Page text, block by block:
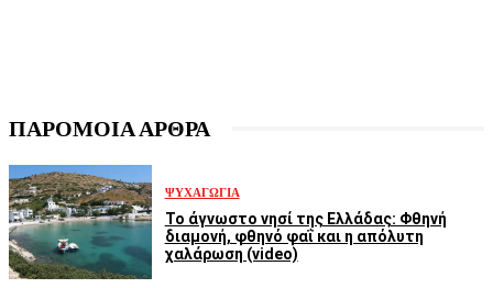
ΠΑΡΟΜΟΙΑ ΑΡΘΡΑ
ΨΥΧΑΓΩΓΊΑ
Το άγνωστο νησί της Ελλάδας: Φθηνή
διαμονή, φθηνό φαΐ και η απόλυτη
χαλάρωση (video)